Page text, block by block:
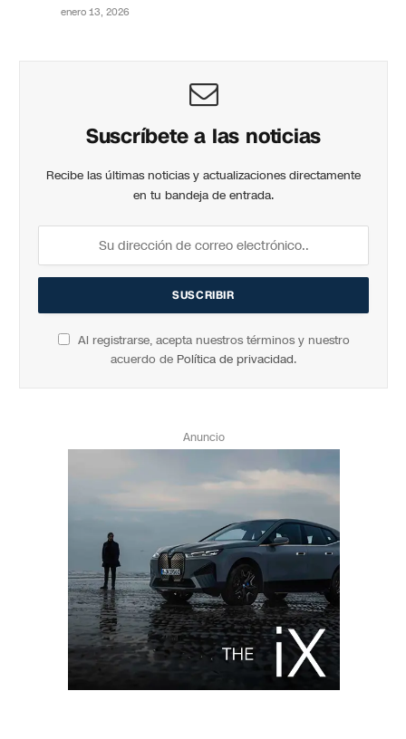
enero 13, 2026
Suscríbete a las noticias
Recibe las últimas noticias y actualizaciones directamente
en tu bandeja de entrada.
Al registrarse, acepta nuestros términos y nuestro
acuerdo de Política de privacidad.
Anuncio